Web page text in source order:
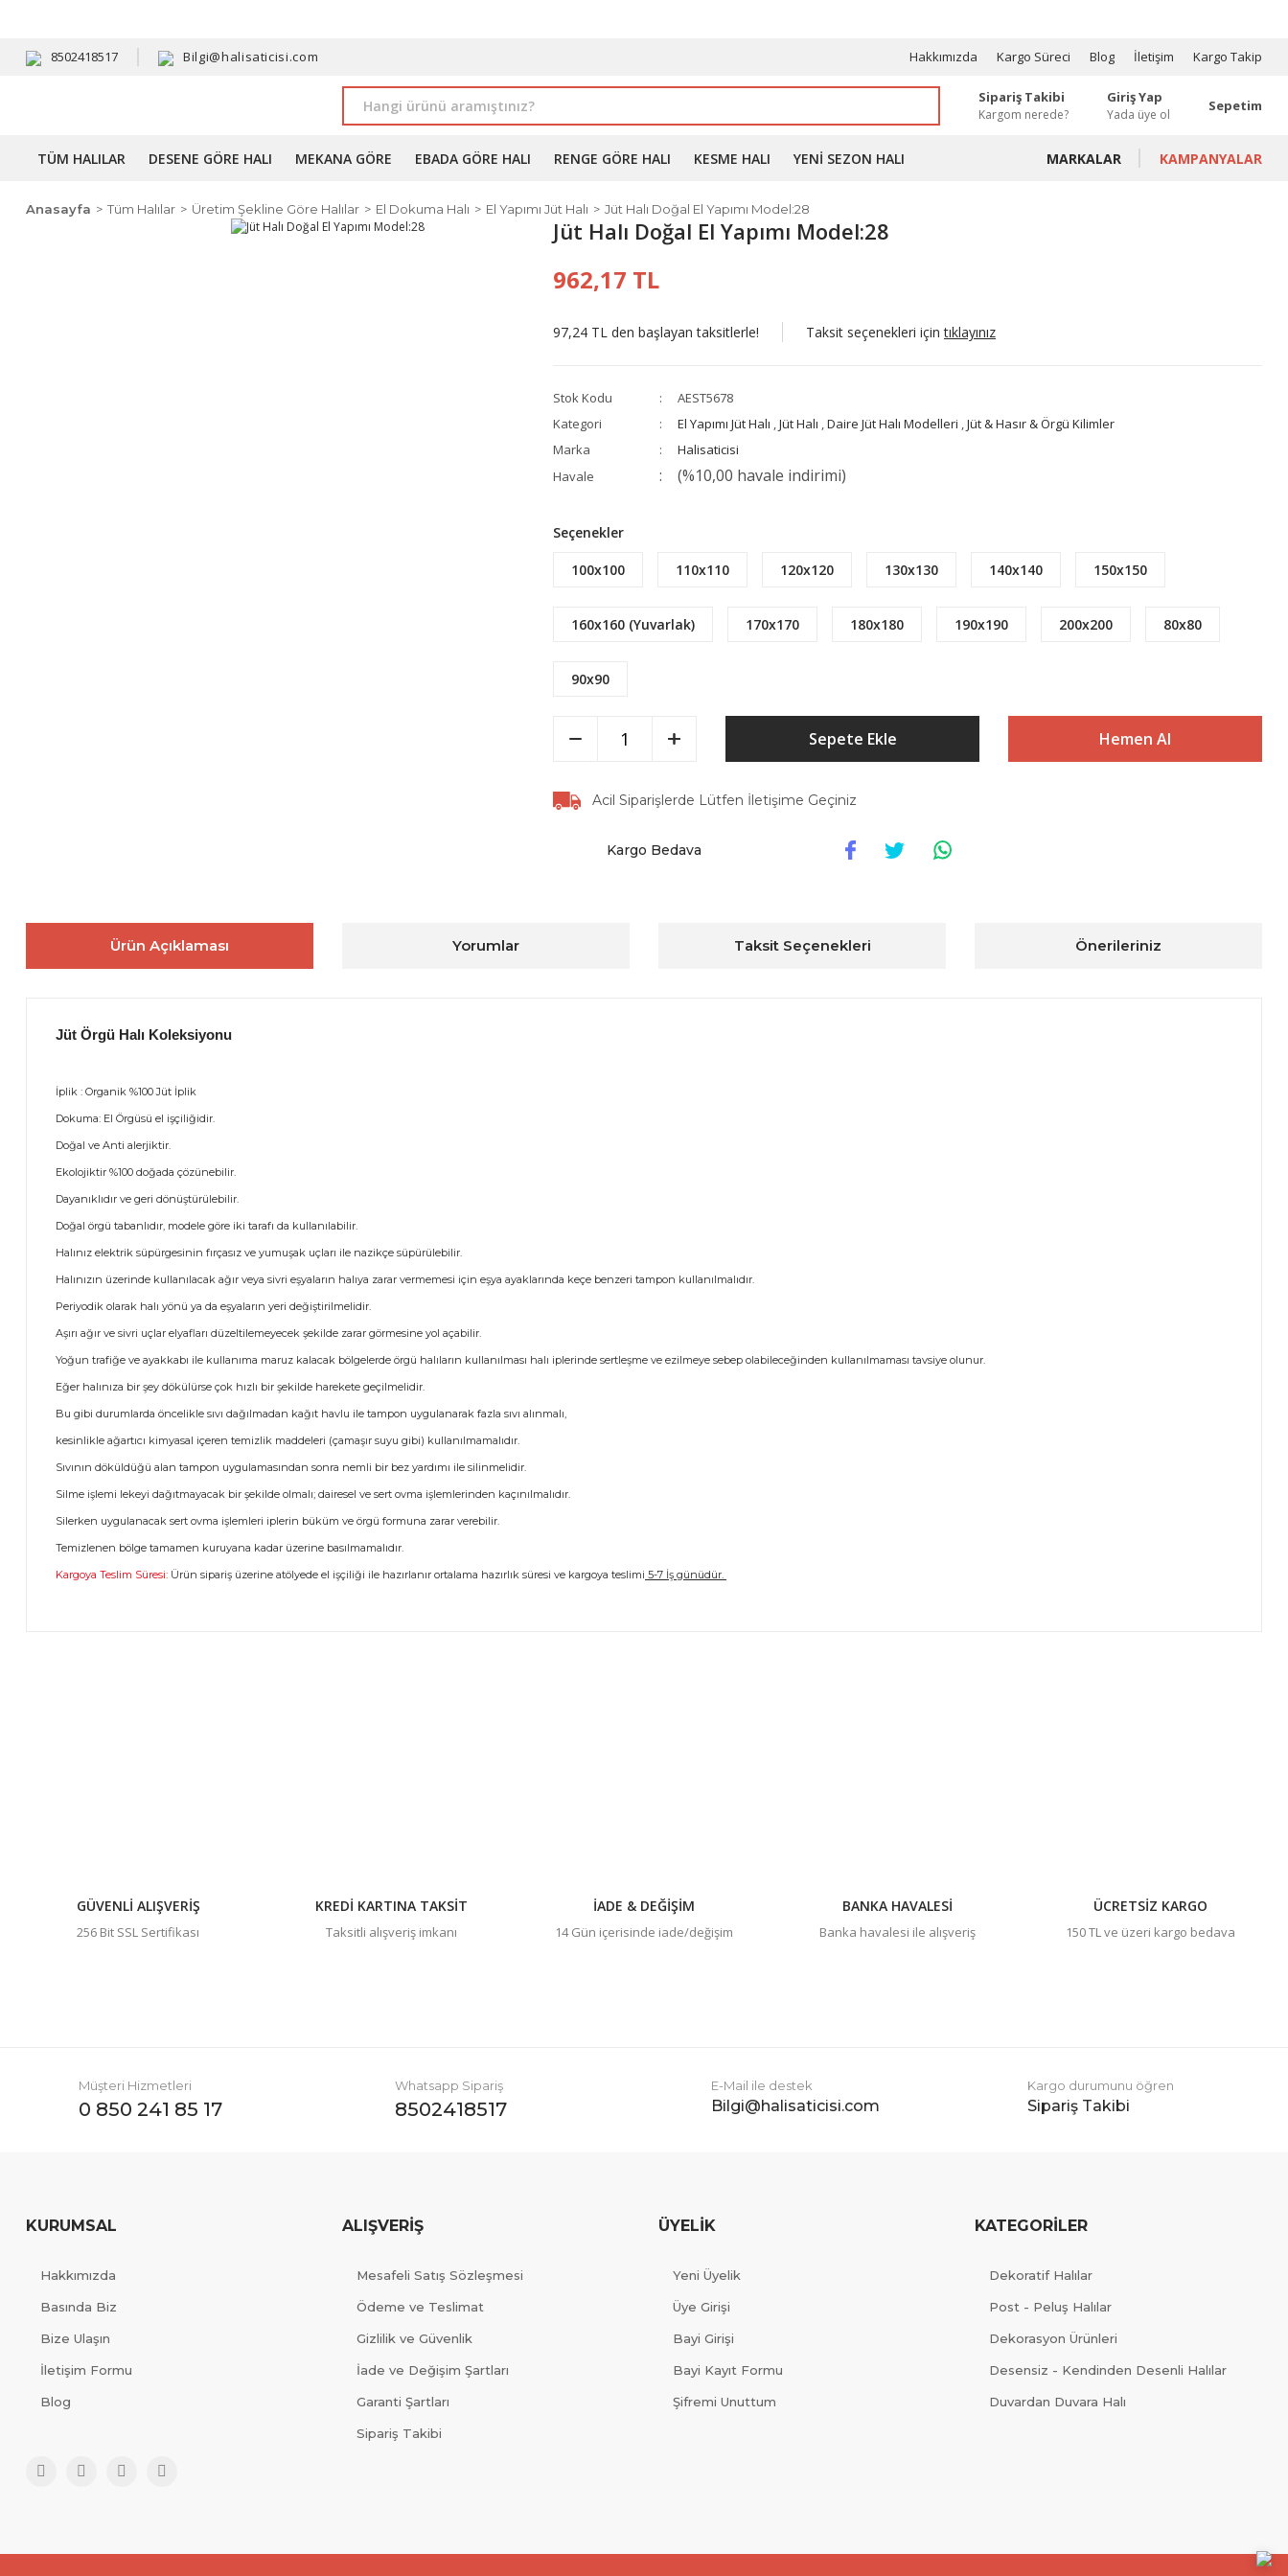
8502418517 Bilgi@halisaticisi.com Hakkımızda Kargo Süreci Blog İletişim Kargo Takip
Sipariş Takibi
Kargom nerede?
Giriş Yap
Yada üye ol
Sepetim
TÜM HALILAR DESENE GÖRE HALI MEKANA GÖRE EBADA GÖRE HALI RENGE GÖRE HALI KESME HALI YENI SEZON HALI MARKALAR KAMPANYALAR
Anasayfa Tüm Halılar Üretim Şekline Göre Halılar El Dokuma Halı El Yapımı Jüt Halı Jüt Halı Doğal El Yapımı Model:28
Jüt Halı Doğal El Yapımı Model:28
962,17 TL
97,24 TL den başlayan taksitlerle! Taksit seçenekleri içintıklayınız
Stok Kodu
AEST5678
Kategori
El Yapımı Jüt Halı ,Jüt Halı ,Daire Jüt Halı Modelleri ,Jüt & Hasır & Örgü Kilimler
Marka
Halisaticisi
Havale
(%10,00 havale indirimi)
Seçenekler
100x100 110x110 120x120 130x130 140x140 150x150
160x160 (Yuvarlak) 170x170 180x180 190x190 200x200 80x80
90x90
Sepete Ekle Hemen Al
Acil Siparişlerde Lütfen İletişime Geçiniz
Kargo Bedava
Ürün Açıklaması Yorumlar Taksit Seçenekleri Önerileriniz
Jüt Örgü Halı Koleksiyonu
İplik : Organik %100 Jüt İplik
Dokuma: El Örgüsü el işçiliğidir.
Doğal ve Anti alerjiktir.
Ekolojiktir %100 doğada çözünebilir.
Dayanıklıdır ve geri dönüştürülebilir.
Doğal örgü tabanlıdır, modele göre iki tarafı da kullanılabilir.
Halınız elektrik süpürgesinin fırçasız ve yumuşak uçları ile nazikçe süpürülebilir.
Halınızın üzerinde kullanılacak ağır veya sivri eşyaların halıya zarar vermemesi için eşya ayaklarında keçe benzeri tampon kullanılmalıdır.
Periyodik olarak halı yönü ya da eşyaların yeri değiştirilmelidir.
Aşırı ağır ve sivri uçlar elyafları düzeltilemeyecek şekilde zarar görmesine yol açabilir.
Yoğun trafiğe ve ayakkabı ile kullanıma maruz kalacak bölgelerde örgü halıların kullanılması halı iplerinde sertleşme ve ezilmeye sebep olabileceğinden kullanılmaması tavsiye olunur.
Eğer halınıza bir şey dökülürse çok hızlı bir şekilde harekete geçilmelidir.
Bu gibi durumlarda öncelikle sıvı dağılmadan kağıt havlu ile tampon uygulanarak fazla sıvı alınmalı,
kesinlikle ağartıcı kimyasal içeren temizlik maddeleri (çamaşır suyu gibi) kullanılmamalıdır.
Sıvının döküldüğü alan tampon uygulamasından sonra nemli bir bez yardımı ile silinmelidir.
Silme işlemi lekeyi dağıtmayacak bir şekilde olmalı; dairesel ve sert ovma işlemlerinden kaçınılmalıdır.
Silerken uygulanacak sert ovma işlemleri iplerin büküm ve örgü formuna zarar verebilir.
Temizlenen bölge tamamen kuruyana kadar üzerine basılmamalıdır.
Kargoya Teslim Süresi: Ürün sipariş üzerine atölyede el işçiliği ile hazırlanır ortalama hazırlık süresi ve kargoya teslimi 5-7 İş günüdür.
GÜVENLİ ALIŞVERİŞ
256 Bit SSL Sertifikası
KREDİ KARTINA TAKSİT
Taksitli alışveriş imkanı
İADE & DEĞİŞİM
14 Gün içerisinde iade/değişim
BANKA HAVALESİ
Banka havalesi ile alışveriş
ÜCRETSİZ KARGO
150 TL ve üzeri kargo bedava
Müşteri Hizmetleri
0 850 241 85 17
Whatsapp Sipariş
8502418517
E-Mail ile destek
Bilgi@halisaticisi.com
Kargo durumunu öğren
Sipariş Takibi
KURUMSAL
Hakkımızda
Basında Biz
Bize Ulaşın
İletişim Formu
Blog
ALIŞVERİŞ
Mesafeli Satış Sözleşmesi
Ödeme ve Teslimat
Gizlilik ve Güvenlik
İade ve Değişim Şartları
Garanti Şartları
Sipariş Takibi
ÜYELİK
Yeni Üyelik
Üye Girişi
Bayi Girişi
Bayi Kayıt Formu
Şifremi Unuttum
KATEGORİLER
Dekoratif Halılar
Post - Peluş Halılar
Dekorasyon Ürünleri
Desensiz - Kendinden Desenli Halılar
Duvardan Duvara Halı